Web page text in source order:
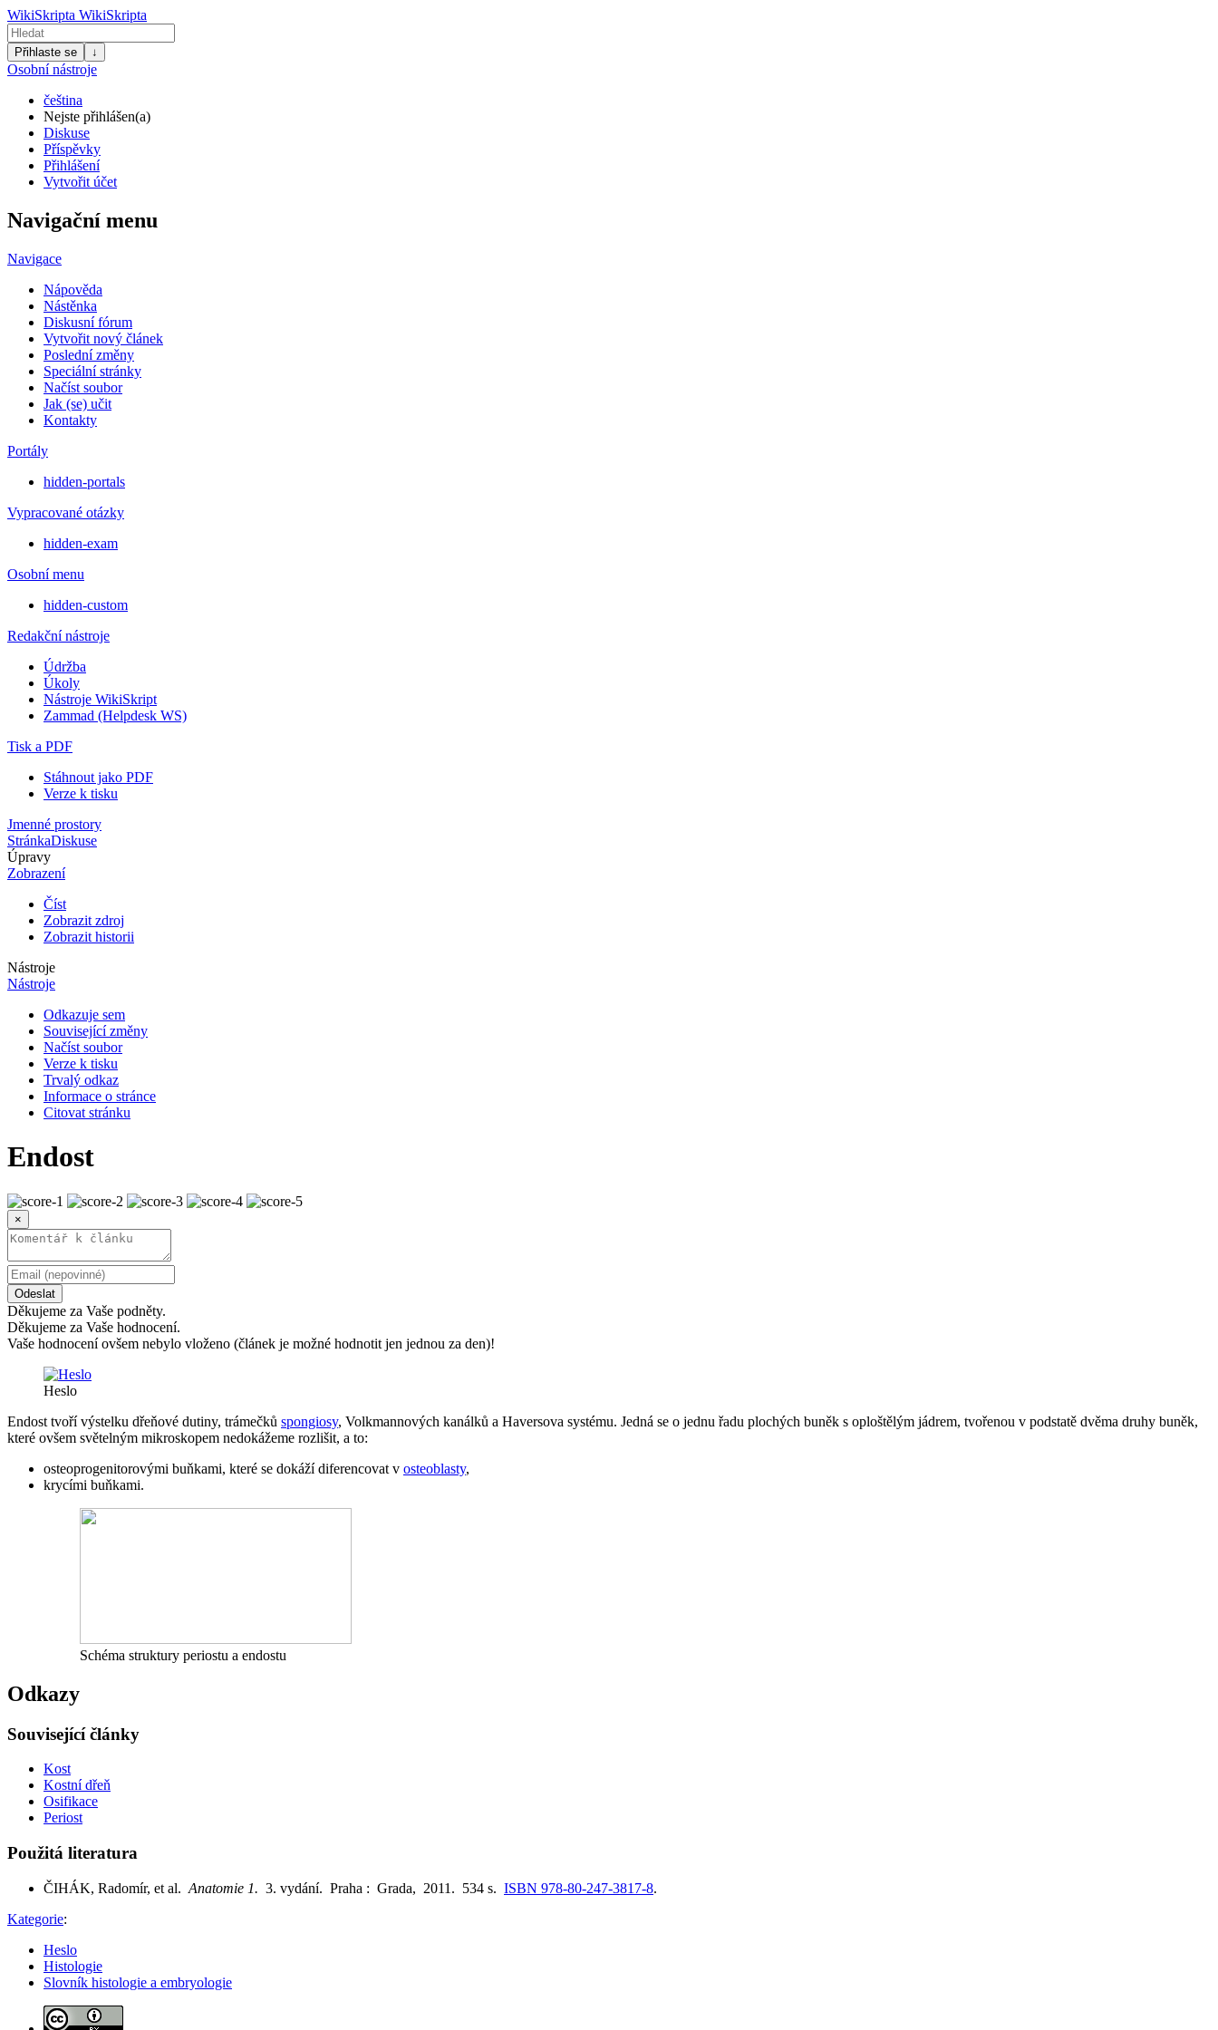
WikiSkripta WikiSkripta
Přihlaste se ↓
Osobní nástroje
čeština
Nejste přihlášen(a)
Diskuse
Příspěvky
Přihlášení
Vytvořit účet
Navigační menu
Navigace
Nápověda
Nástěnka
Diskusní fórum
Vytvořit nový článek
Poslední změny
Speciální stránky
Načíst soubor
Jak (se) učit
Kontakty
Portály
hidden-portals
Vypracované otázky
hidden-exam
Osobní menu
hidden-custom
Redakční nástroje
Údržba
Úkoly
Nástroje WikiSkript
Zammad (Helpdesk WS)
Tisk a PDF
Stáhnout jako PDF
Verze k tisku
Jmenné prostory
StránkaDiskuse
Úpravy
Zobrazení
Číst
Zobrazit zdroj
Zobrazit historii
Nástroje
Nástroje
Odkazuje sem
Související změny
Načíst soubor
Verze k tisku
Trvalý odkaz
Informace o stránce
Citovat stránku
Endost
×
Odeslat
Děkujeme za Vaše podněty.
Děkujeme za Vaše hodnocení.
Vaše hodnocení ovšem nebylo vloženo (článek je možné hodnotit jen jednou za den)!
Heslo
Endost tvoří výstelku dřeňové dutiny, trámečků spongiosy, Volkmannových kanálků a Haversova systému. Jedná se o jednu řadu plochých buněk s oploštělým jádrem, tvořenou v podstatě dvěma druhy buněk,
které ovšem světelným mikroskopem nedokážeme rozlišit, a to:
osteoprogenitorovými buňkami, které se dokáží diferencovat v osteoblasty,
krycími buňkami.
Schéma struktury periostu a endostu
Odkazy
Související články
Kost
Kostní dřeň
Osifikace
Periost
Použitá literatura
ČIHÁK, Radomír, et al. Anatomie 1. 3. vydání. Praha : Grada, 2011. 534 s. ISBN 978-80-247-3817-8.
Kategorie:
Heslo
Histologie
Slovník histologie a embryologie